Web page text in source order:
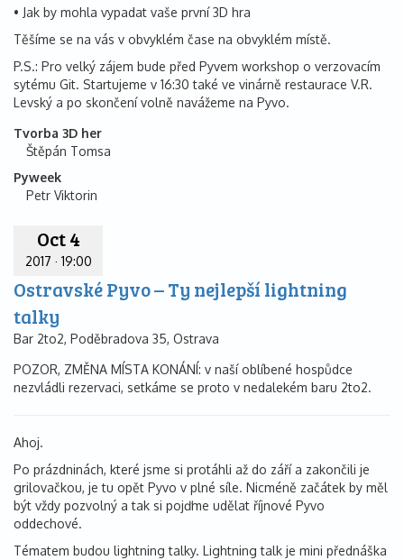
• Jak by mohla vypadat vaše první 3D hra
Těšíme se na vás v obvyklém čase na obvyklém místě.
P.S.: Pro velký zájem bude před Pyvem workshop o verzovacím
sytému Git. Startujeme v 16:30 také ve vinárně restaurace V.R.
Levský a po skončení volně navážeme na Pyvo.
Tvorba 3D her
Štěpán Tomsa
Pyweek
Petr Viktorin
Oct 4
2017 · 19:00
Ostravské Pyvo – Ty nejlepší lightning
talky
Bar 2to2, Poděbradova 35, Ostrava
POZOR, ZMĚNA MÍSTA KONÁNÍ: v naší oblíbené hospůdce
nezvládli rezervaci, setkáme se proto v nedalekém baru 2to2.
Ahoj.
Po prázdninách, které jsme si protáhli až do září a zakončili je
grilovačkou, je tu opět Pyvo v plné síle. Nicméně začátek by měl
být vždy pozvolný a tak si pojďme udělat říjnové Pyvo
oddechové.
Tématem budou lightning talky. Lightning talk je mini přednáška